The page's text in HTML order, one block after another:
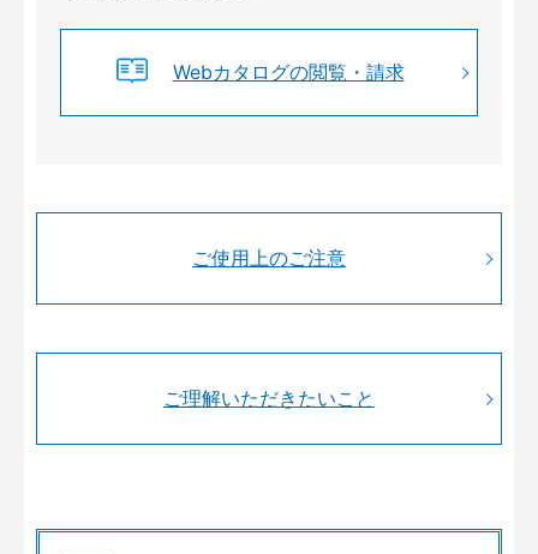
Webカタログの閲覧・請求
ご使用上のご注意
ご理解いただきたいこと